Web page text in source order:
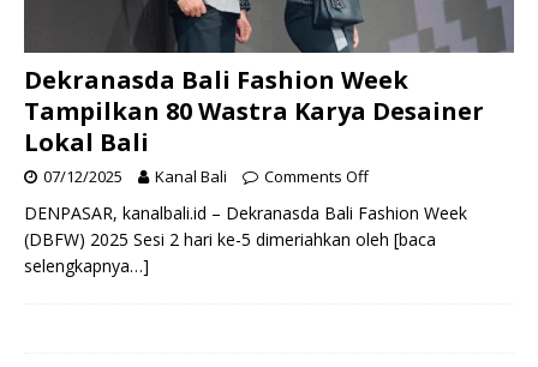
Dekranasda Bali Fashion Week
Tampilkan 80 Wastra Karya Desainer
Lokal Bali
07/12/2025 Kanal Bali Comments Off
DENPASAR, kanalbali.id – Dekranasda Bali Fashion Week
(DBFW) 2025 Sesi 2 hari ke-5 dimeriahkan oleh [baca
selengkapnya…]